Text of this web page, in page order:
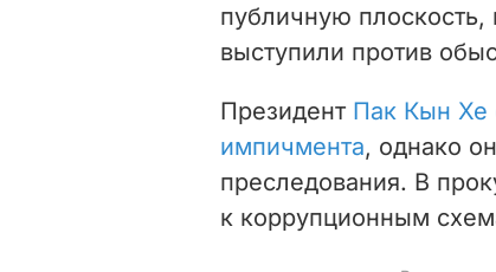
публичную плоскость,
выступили против
Президент Пак Кын Хе
импичмента, однако
преследования. В
к коррупционным